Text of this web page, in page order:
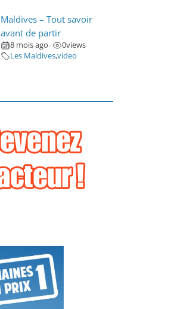
Maldives – Tout savoir
avant de partir
8 mois ago • 0views
Les Maldives,video